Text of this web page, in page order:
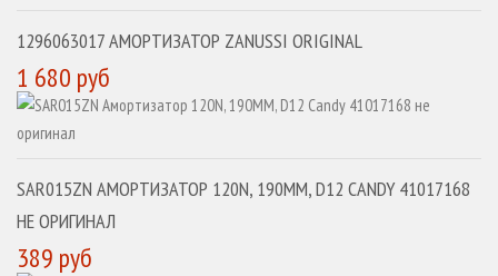
1296063017 АМОРТИЗАТОР ZANUSSI ORIGINAL
1 680 руб
SAR015ZN АМОРТИЗАТОР 120N, 190MM, D12 CANDY 41017168
НЕ ОРИГИНАЛ
389 руб